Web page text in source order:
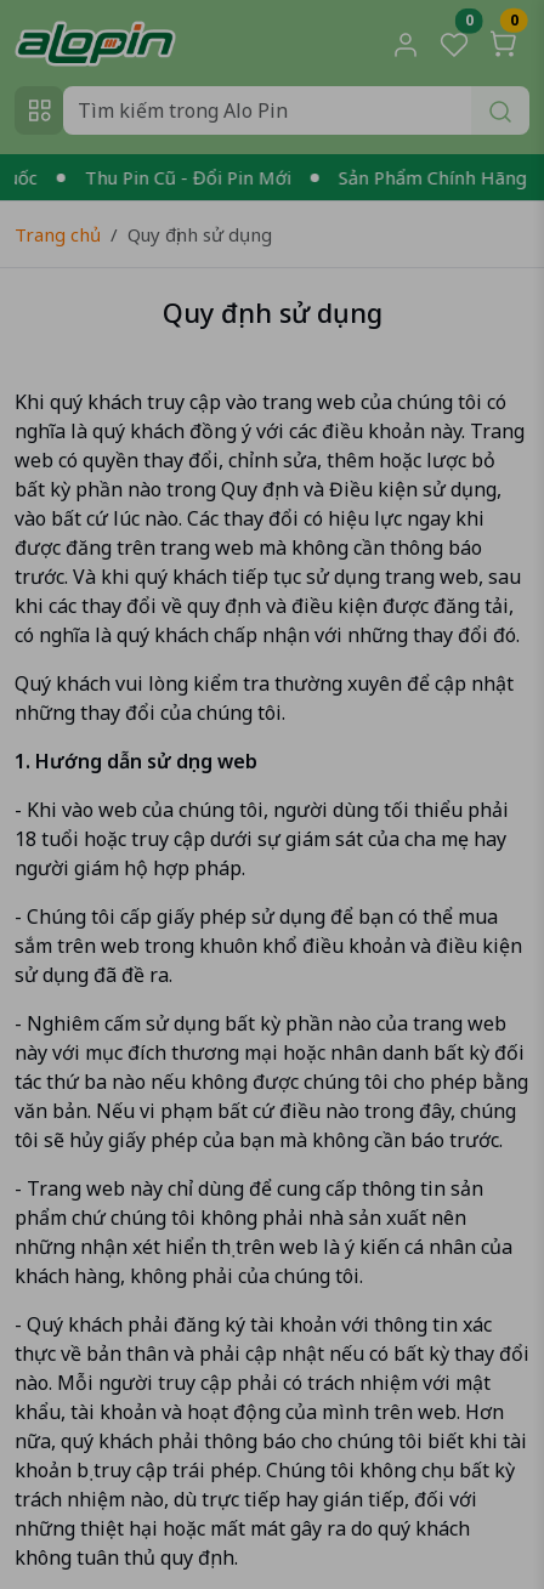
0 0
Thu Pin Cũ - Đổi Pin Mới Sản Phẩm Chính Hãng -
Trang chủ Quy định sử dụng
Quy định sử dụng
Khi quý khách truy cập vào trang web của chúng tôi có
nghĩa là quý khách đồng ý với các điều khoản này. Trang
web có quyền thay đổi, chỉnh sửa, thêm hoặc lược bỏ
bất kỳ phần nào trong Quy định và Điều kiện sử dụng,
vào bất cứ lúc nào. Các thay đổi có hiệu lực ngay khi
được đăng trên trang web mà không cần thông báo
trước. Và khi quý khách tiếp tục sử dụng trang web, sau
khi các thay đổi về quy định và điều kiện được đăng tải,
có nghĩa là quý khách chấp nhận với những thay đổi đó.
Quý khách vui lòng kiểm tra thường xuyên để cập nhật
những thay đổi của chúng tôi.
1. Hướng dẫn sử dụng web
- Khi vào web của chúng tôi, người dùng tối thiểu phải
18 tuổi hoặc truy cập dưới sự giám sát của cha mẹ hay
người giám hộ hợp pháp.
- Chúng tôi cấp giấy phép sử dụng để bạn có thể mua
sắm trên web trong khuôn khổ điều khoản và điều kiện
sử dụng đã đề ra.
- Nghiêm cấm sử dụng bất kỳ phần nào của trang web
này với mục đích thương mại hoặc nhân danh bất kỳ đối
tác thứ ba nào nếu không được chúng tôi cho phép bằng
văn bản. Nếu vi phạm bất cứ điều nào trong đây, chúng
tôi sẽ hủy giấy phép của bạn mà không cần báo trước.
- Trang web này chỉ dùng để cung cấp thông tin sản
phẩm chứ chúng tôi không phải nhà sản xuất nên
những nhận xét hiển thị trên web là ý kiến cá nhân của
khách hàng, không phải của chúng tôi.
- Quý khách phải đăng ký tài khoản với thông tin xác
thực về bản thân và phải cập nhật nếu có bất kỳ thay đổi
nào. Mỗi người truy cập phải có trách nhiệm với mật
khẩu, tài khoản và hoạt động của mình trên web. Hơn
nữa, quý khách phải thông báo cho chúng tôi biết khi tài
khoản bị truy cập trái phép. Chúng tôi không chịu bất kỳ
trách nhiệm nào, dù trực tiếp hay gián tiếp, đối với
những thiệt hại hoặc mất mát gây ra do quý khách
không tuân thủ quy định.